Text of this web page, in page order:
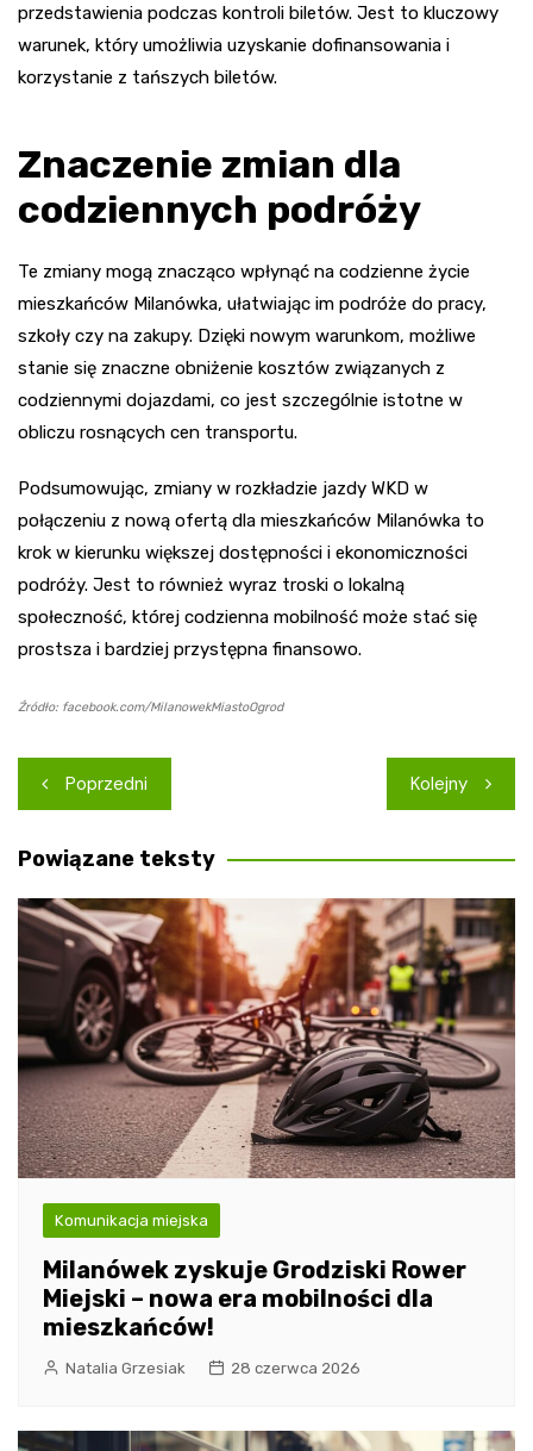
przedstawienia podczas kontroli biletów. Jest to kluczowy
warunek, który umożliwia uzyskanie dofinansowania i
korzystanie z tańszych biletów.
Znaczenie zmian dla
codziennych podróży
Te zmiany mogą znacząco wpłynąć na codzienne życie
mieszkańców Milanówka, ułatwiając im podróże do pracy,
szkoły czy na zakupy. Dzięki nowym warunkom, możliwe
stanie się znaczne obniżenie kosztów związanych z
codziennymi dojazdami, co jest szczególnie istotne w
obliczu rosnących cen transportu.
Podsumowując, zmiany w rozkładzie jazdy WKD w
połączeniu z nową ofertą dla mieszkańców Milanówka to
krok w kierunku większej dostępności i ekonomiczności
podróży. Jest to również wyraz troski o lokalną
społeczność, której codzienna mobilność może stać się
prostsza i bardziej przystępna finansowo.
Źródło: facebook.com/MilanowekMiastoOgrod
Nawigacja
wpisu
Poprzedni Kolejny
Powiązane teksty
Komunikacja miejska
Milanówek zyskuje Grodziski Rower
Miejski – nowa era mobilności dla
mieszkańców!
Natalia Grzesiak 28 czerwca 2026